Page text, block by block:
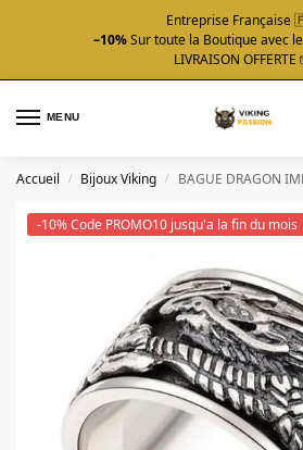
Entreprise
–10%Sur toute la Boutique avec
LIVRAISON OFFERTE
MENU
Accueil / Bijoux Viking / BAGUE DRAGON
-10% Code PROMO10 jusqu'a la fin du mois